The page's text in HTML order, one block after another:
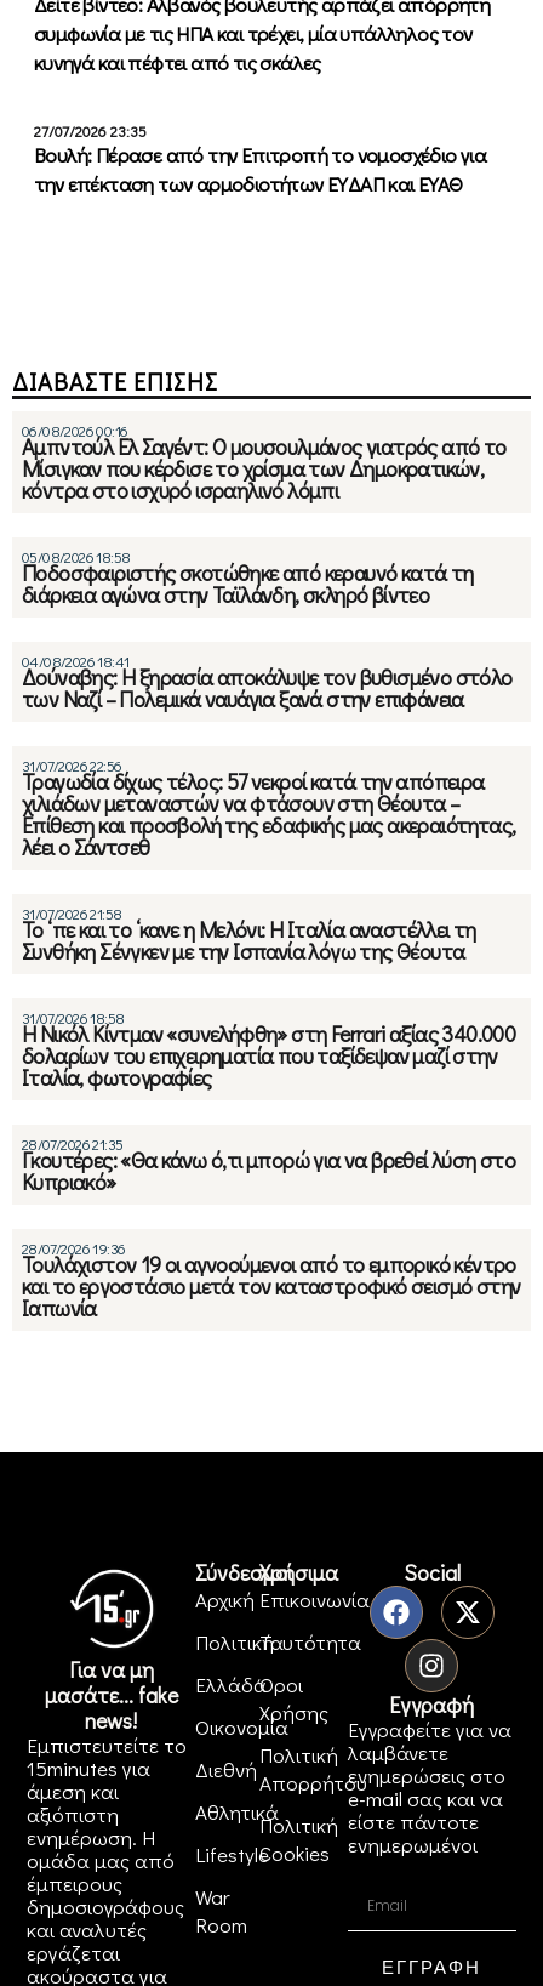
συμφωνία με τις ΗΠΑ και τρέχει, μία υπάλληλος τον
κυνηγά και πέφτει από τις σκάλες
27/07/2026 23:35
Βουλή: Πέρασε από την Επιτροπή το νομοσχέδιο για
την επέκταση των αρμοδιοτήτων ΕΥΔΑΠ και ΕΥΑΘ
ΔΙΑΒΑΣΤΕ ΕΠΙΣΗΣ
06/08/2026 00:16
Αμπντούλ Ελ Σαγέντ: Ο μουσουλμάνος γιατρός από το
Μίσιγκαν που κέρδισε το χρίσμα των Δημοκρατικών,
κόντρα στο ισχυρό ισραηλινό λόμπι
05/08/2026 18:58
Ποδοσφαιριστής σκοτώθηκε από κεραυνό κατά τη
διάρκεια αγώνα στην Ταϊλάνδη, σκληρό βίντεο
04/08/2026 18:41
Δούναβης: Η ξηρασία αποκάλυψε τον βυθισμένο στόλο
των Ναζί – Πολεμικά ναυάγια ξανά στην επιφάνεια
31/07/2026 22:56
Τραγωδία δίχως τέλος: 57 νεκροί κατά την απόπειρα
χιλιάδων μεταναστών να φτάσουν στη Θέουτα –
Επίθεση και προσβολή της εδαφικής μας ακεραιότητας,
λέει ο Σάντσεθ
31/07/2026 21:58
Το ‘πε και το ‘κανε η Μελόνι: Η Ιταλία αναστέλλει τη
Συνθήκη Σένγκεν με την Ισπανία λόγω της Θέουτα
31/07/2026 18:58
Η Νικόλ Κίντμαν «συνελήφθη» στη Ferrari αξίας 340.000
δολαρίων του επιχειρηματία που ταξίδεψαν μαζί στην
Ιταλία, φωτογραφίες
28/07/2026 21:35
Γκουτέρες: «Θα κάνω ό,τι μπορώ για να βρεθεί λύση στο
Κυπριακό»
28/07/2026 19:36
Τουλάχιστον 19 οι αγνοούμενοι από το εμπορικό κέντρο
και το εργοστάσιο μετά τον καταστροφικό σεισμό στην
Ιαπωνία
Για να μη
μασάτε... fake
news!
Εμπιστευτείτε το
15minutes για
άμεση και
αξιόπιστη
ενημέρωση. Η
ομάδα μας από
έμπειρους
δημοσιογράφους
και αναλυτές
εργάζεται
ακούραστα για
Σύνδεσμοι
Αρχική
Πολιτική
Ελλάδα
Οικονομία
Διεθνή
Αθλητικά
Lifestyle
War
Room
Χρήσιμα
Επικοινωνία
Ταυτότητα
Όροι
Χρήσης
Πολιτική
Απορρήτου
Πολιτική
Cookies
Social
Εγγραφή
Εγγραφείτε για να
λαμβάνετε
ενημερώσεις στο
e-mail σας και να
είστε πάντοτε
ενημερωμένοι
ΕΓΓΡΑΦΗ